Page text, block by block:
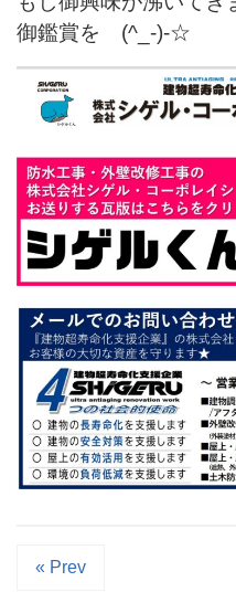
御鑑賞を (^_-)-☆
« Prev